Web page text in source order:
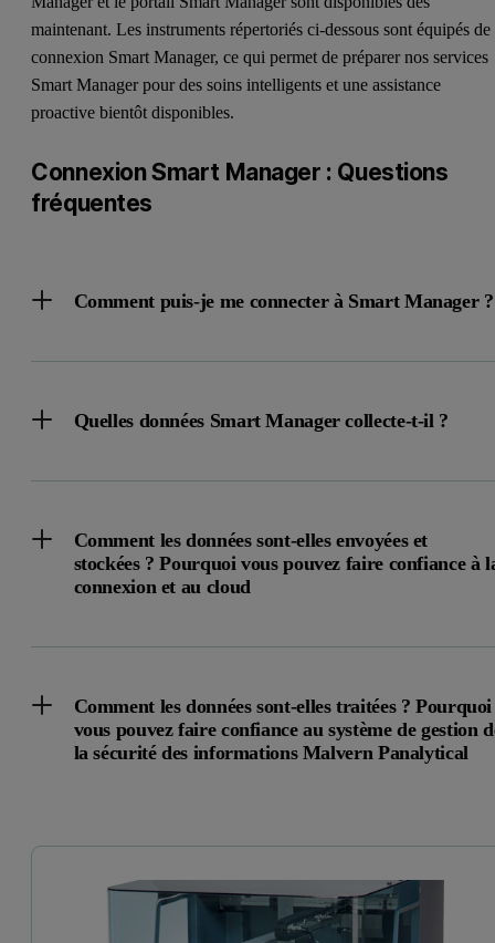
maintenant. Les instruments répertoriés ci-dessous sont équipés de
connexion Smart Manager, ce qui permet de préparer nos services
Smart Manager pour des soins intelligents et une assistance
proactive bientôt disponibles.
Connexion Smart Manager : Questions
fréquentes
Comment puis-je me connecter à Smart Manager ?
Quelles données Smart Manager collecte-t-il ?
Comment les données sont-elles envoyées et
stockées ? Pourquoi vous pouvez faire confiance à
connexion et au cloud
Comment les données sont-elles traitées ? Pourquoi
vous pouvez faire confiance au système de gestion
la sécurité des informations Malvern Panalytical